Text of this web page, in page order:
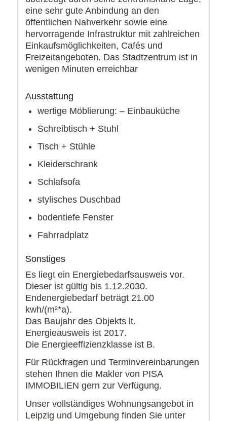
eine sehr gute Anbindung an den
öffentlichen Nahverkehr sowie eine
hervorragende Infrastruktur mit zahlreichen
Einkaufsmöglichkeiten, Cafés und
Freizeitangeboten. Das Stadtzentrum ist in
wenigen Minuten erreichbar
Ausstattung
wertige Möblierung: – Einbauküche
Schreibtisch + Stuhl
Tisch + Stühle
Kleiderschrank
Schlafsofa
stylisches Duschbad
bodentiefe Fenster
Fahrradplatz
Sonstiges
Es liegt ein Energiebedarfsausweis vor.
Dieser ist gültig bis 1.12.2030.
Endenergiebedarf beträgt 21.00
kwh/(m²*a).
Das Baujahr des Objekts lt.
Energieausweis ist 2017.
Die Energieeffizienzklasse ist B.
Für Rückfragen und Terminvereinbarungen
stehen Ihnen die Makler von PISA
IMMOBILIEN gern zur Verfügung.
Unser vollständiges Wohnungsangebot in
Leipzig und Umgebung finden Sie unter